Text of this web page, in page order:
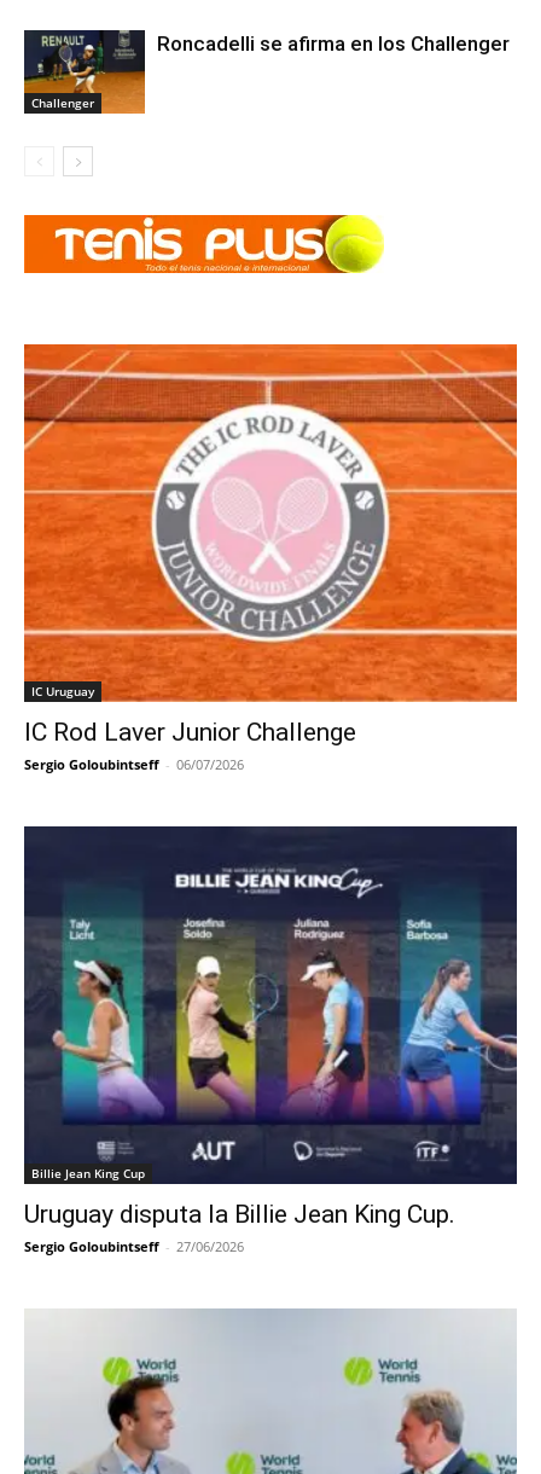
Challenger
Roncadelli se afirma en los Challenger
IC Uruguay
IC Rod Laver Junior Challenge
Sergio Goloubintseff - 06/07/2026
Billie Jean King Cup
Uruguay disputa la Billie Jean King Cup.
Sergio Goloubintseff - 27/06/2026